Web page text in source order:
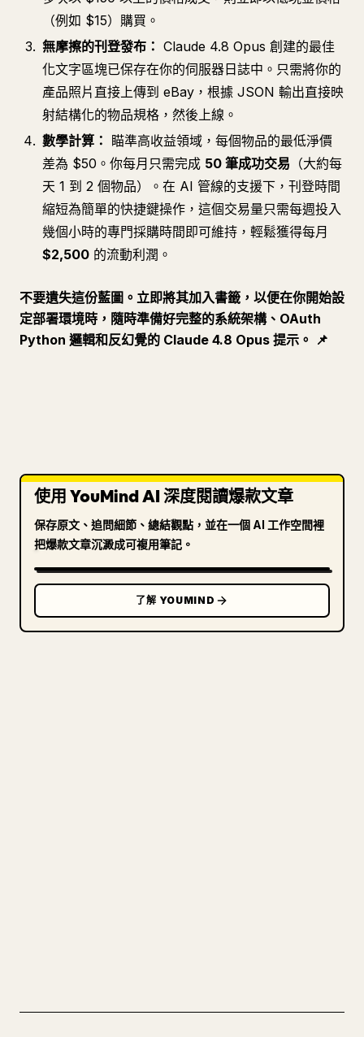
（例如 $15）購買。
無摩擦的刊登發布： Claude 4.8 Opus 創建的最佳
化文字區塊已保存在你的伺服器日誌中。只需將你的
產品照片直接上傳到 eBay，根據 JSON 輸出直接映
射結構化的物品規格，然後上線。
數學計算：
瞄準高收益領域，每個物品的最低淨價
差為 $50。你每月只需完成 50 筆成功交易 （大約每
天 1 到 2 個物品）。在 AI 管線的支援下，刊登時間
縮短為簡單的快捷鍵操作，這個交易量只需每週投入
幾個小時的專門採購時間即可維持，輕鬆獲得每月
$2,500 的流動利潤。
不要遺失這份藍圖。立即將其加入書籤，以便在你開始設
定部署環境時，隨時準備好完整的系統架構、OAuth
Python 邏輯和反幻覺的 Claude 4.8 Opus 提示。 📌
使用 YouMind AI 深度閱讀爆款文章
保存原文、追問細節、總結觀點，並在一個 AI 工作空間裡
把爆款文章沉澱成可複用筆記。
了解 YOUMIND